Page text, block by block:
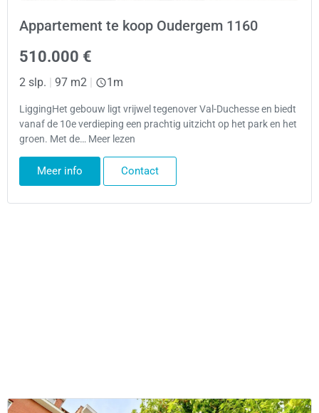
Appartement te koop Oudergem 1160
510.000 €
2 slp. 97 m2 1m
LiggingHet gebouw ligt vrijwel tegenover Val-Duchesse en biedt
vanaf de 10e verdieping een prachtig uitzicht op het park en het
groen. Met de… Meer lezen
Meer info Contact